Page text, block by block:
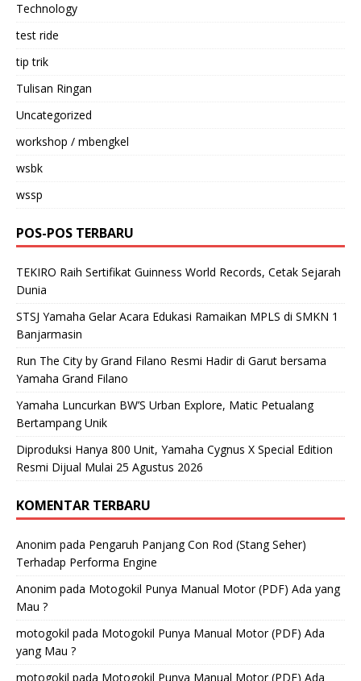
Technology
test ride
tip trik
Tulisan Ringan
Uncategorized
workshop / mbengkel
wsbk
wssp
POS-POS TERBARU
TEKIRO Raih Sertifikat Guinness World Records, Cetak Sejarah
Dunia
STSJ Yamaha Gelar Acara Edukasi Ramaikan MPLS di SMKN 1
Banjarmasin
Run The City by Grand Filano Resmi Hadir di Garut bersama
Yamaha Grand Filano
Yamaha Luncurkan BW’S Urban Explore, Matic Petualang
Bertampang Unik
Diproduksi Hanya 800 Unit, Yamaha Cygnus X Special Edition
Resmi Dijual Mulai 25 Agustus 2026
KOMENTAR TERBARU
Anonim pada Pengaruh Panjang Con Rod (Stang Seher)
Terhadap Performa Engine
Anonim pada Motogokil Punya Manual Motor (PDF) Ada yang
Mau ?
motogokil pada Motogokil Punya Manual Motor (PDF) Ada
yang Mau ?
motogokil pada Motogokil Punya Manual Motor (PDF) Ada